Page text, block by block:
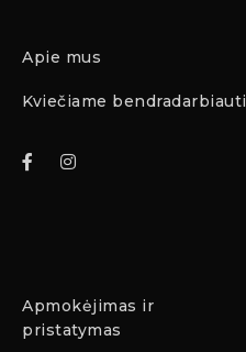
Apie mus
Kviečiame bendradarbiauti
Apmokėjimas ir
pristatymas